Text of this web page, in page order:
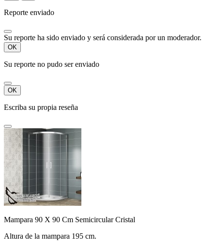
Reporte enviado
Su reporte ha sido enviado y será considerada por un moderador.
OK
Su reporte no pudo ser enviado
OK
Escriba su propia reseña
Mampara 90 X 90 Cm Semicircular Cristal
Altura de la mampara 195 cm.